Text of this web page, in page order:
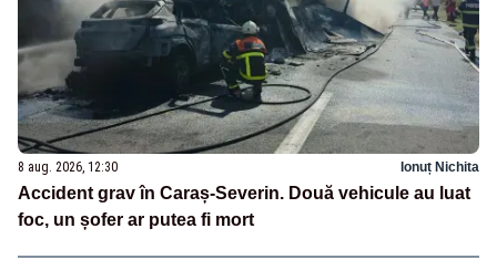
8 aug. 2026, 12:30 Ionuț Nichita
Accident grav în Caraș-Severin. Două vehicule au luat
foc, un șofer ar putea fi mort